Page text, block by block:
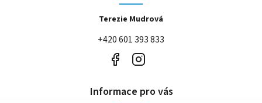
Terezie Mudrová
+420 601 393 833
Informace pro vás